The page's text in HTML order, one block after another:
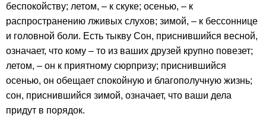
беспокойству; летом, – к скуке; осенью, – к
распространению лживых слухов; зимой, – к бессоннице
и головной боли. Есть тыкву Сон, приснившийся весной,
означает, что кому – то из ваших друзей крупно повезет;
летом, – он к приятному сюрпризу; приснившийся
осенью, он обещает спокойную и благополучную жизнь;
сон, приснившийся зимой, означает, что ваши дела
придут в порядок.